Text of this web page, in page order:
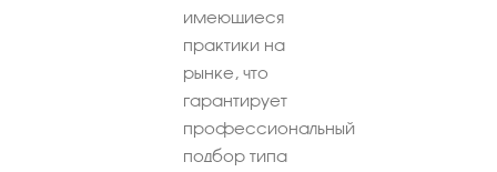
имеющиеся
практики на
рынке, что
гарантирует
профессиональный
подбор типа